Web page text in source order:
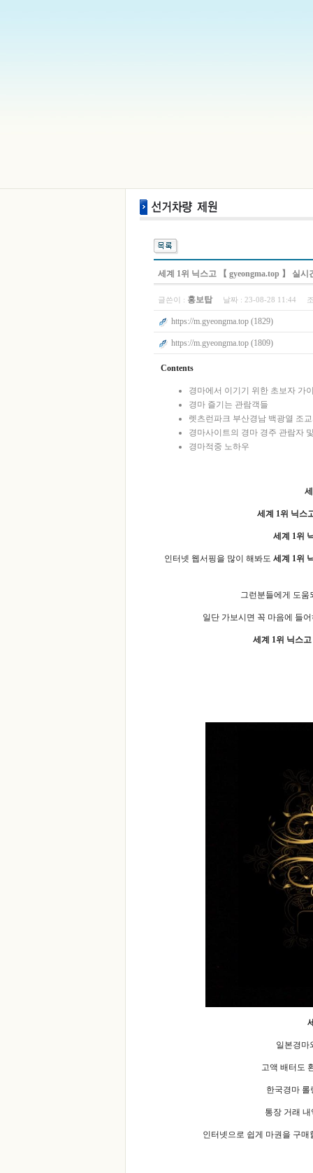
세계 1위 닉스고 【 gyeongma.top 】 실
글쓴이 : 홍보탑 날짜 : 23-08-28 11:44
https://m.gyeongma.top (1829)
https://m.gyeongma.top (1809)
Contents
경마에서 이기기 위한 초보자 가
경마 즐기는 관람객들
렛츠런파크 부산경남 백광열 조
경마사이트의 경마 경주 관람자
경마적중 노하우
세계 1위 닉스
세계 1위
인터넷 웹서핑을 많이 해봐도 세계 1위
그런분들에게 도
일단 가보시면 꼭 마음에 들
세계 1위 닉스고
일본경마
고액 배터도
한국경마 롤
통장 거래
인터넷으로 쉽게 마권을 구